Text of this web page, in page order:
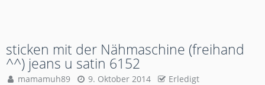
sticken mit der Nähmaschine (freihand
^^) jeans u satin 6152
mamamuh89 9. Oktober 2014 Erledigt